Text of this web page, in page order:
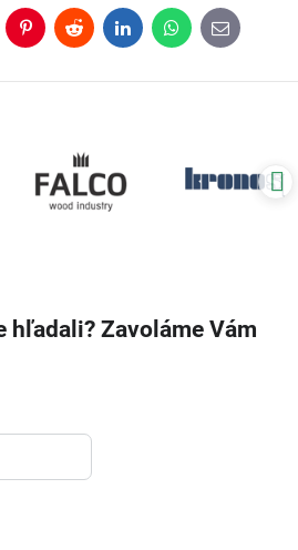
PinterestReddit LinkedInWhatsApp
E-
mail
hľadali? Zavoláme Vám